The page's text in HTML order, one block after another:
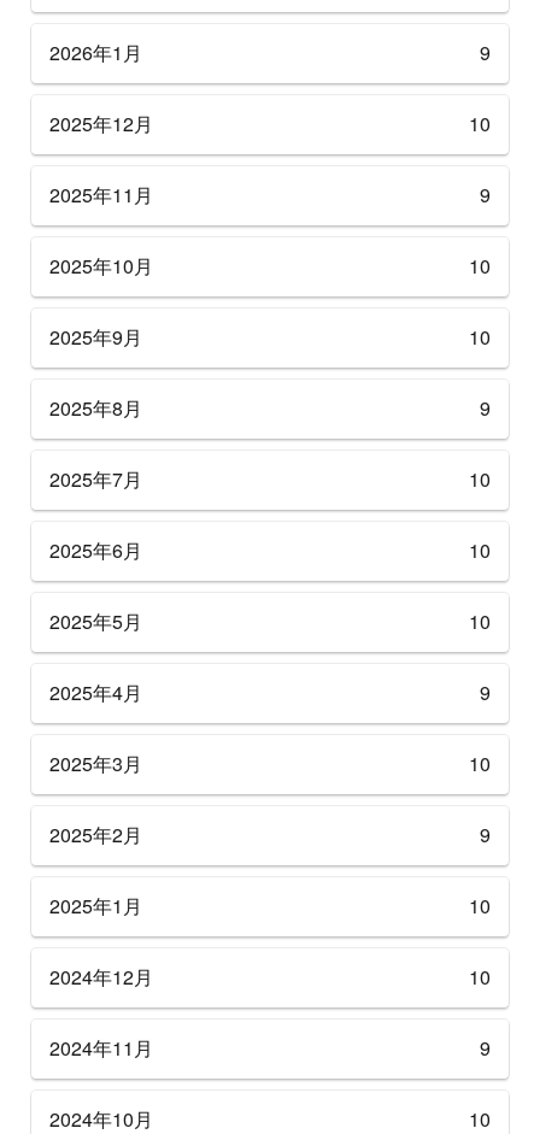
2026年1月 9
2025年12月 10
2025年11月 9
2025年10月 10
2025年9月 10
2025年8月 9
2025年7月 10
2025年6月 10
2025年5月 10
2025年4月 9
2025年3月 10
2025年2月 9
2025年1月 10
2024年12月 10
2024年11月 9
2024年10月 10